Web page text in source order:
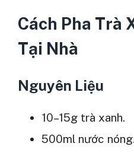
Cách Pha Trà
Tại Nhà
Nguyên Liệu
10–15g trà xanh.
500ml nước nóng.